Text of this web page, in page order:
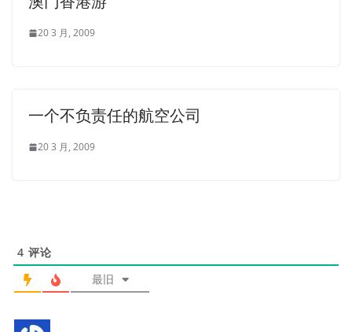
20 3 月, 2009
一个不负责任的航空公司
20 3 月, 2009
4 评论
最旧